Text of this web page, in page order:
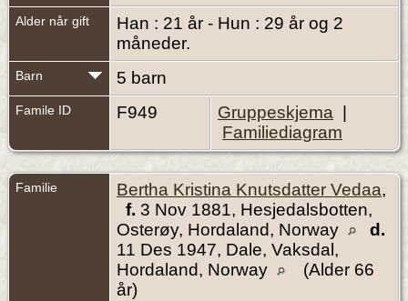
Alder når gift
Han : 21 år - Hun : 29 år og 2
måneder.
Barn 5 barn
Famile ID F949 Gruppeskjema
Familiediagram
Familie Bertha Kristina Knutsdatter Vedaa,
f. 3 Nov 1881, Hesjedalsbotten,
Osterøy, Hordaland, Norway
d.
11 Des 1947, Dale, Vaksdal,
Hordaland, Norway
(Alder 66
år)